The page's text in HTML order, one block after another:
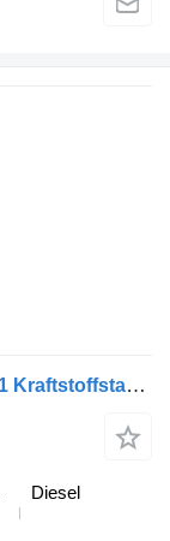
MAN TGX 18.440 (01.07-) 81.27203-6021 Kraftstoffstandsensor für MAN TGL, TGM, TGS, TGX (2005-2021) Sattelzugmaschine
Diesel